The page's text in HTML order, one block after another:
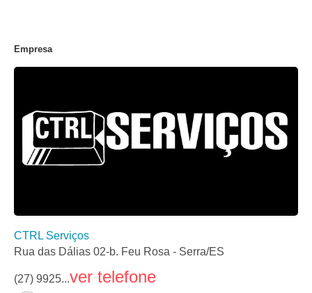
Empresa
CTRL Serviços
Rua das Dálias 02-b. Feu Rosa - Serra/ES
(27) 9925...ver telefone